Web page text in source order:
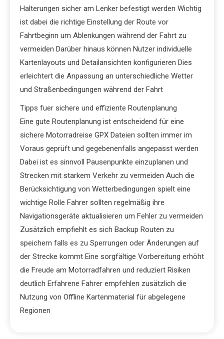
Halterungen sicher am Lenker befestigt werden Wichtig
ist dabei die richtige Einstellung der Route vor
Fahrtbeginn um Ablenkungen während der Fahrt zu
vermeiden Darüber hinaus können Nutzer individuelle
Kartenlayouts und Detailansichten konfigurieren Dies
erleichtert die Anpassung an unterschiedliche Wetter
und Straßenbedingungen während der Fahrt
Tipps fuer sichere und effiziente Routenplanung
Eine gute Routenplanung ist entscheidend für eine
sichere Motorradreise GPX Dateien sollten immer im
Voraus geprüft und gegebenenfalls angepasst werden
Dabei ist es sinnvoll Pausenpunkte einzuplanen und
Strecken mit starkem Verkehr zu vermeiden Auch die
Berücksichtigung von Wetterbedingungen spielt eine
wichtige Rolle Fahrer sollten regelmäßig ihre
Navigationsgeräte aktualisieren um Fehler zu vermeiden
Zusätzlich empfiehlt es sich Backup Routen zu
speichern falls es zu Sperrungen oder Änderungen auf
der Strecke kommt Eine sorgfältige Vorbereitung erhöht
die Freude am Motorradfahren und reduziert Risiken
deutlich Erfahrene Fahrer empfehlen zusätzlich die
Nutzung von Offline Kartenmaterial für abgelegene
Regionen